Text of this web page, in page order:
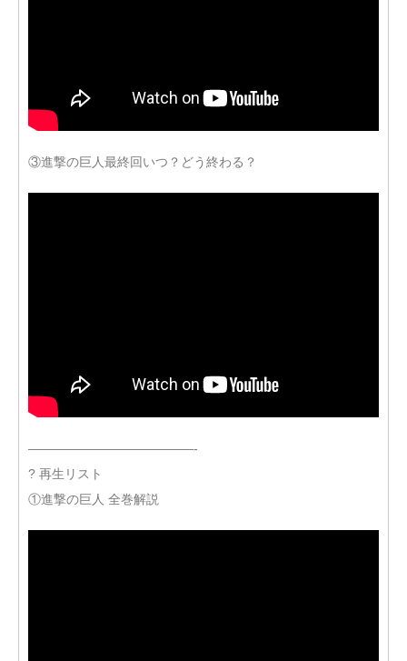
③進撃の巨人最終回いつ？どう終わる？
—————————————-
? 再生リスト
①進撃の巨人 全巻解説